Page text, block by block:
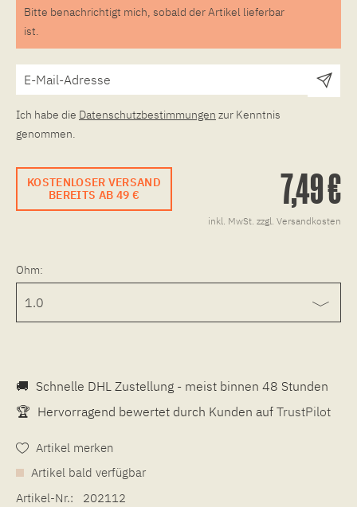
Bitte benachrichtigt mich, sobald der Artikel lieferbar
ist.
Ich habe die Datenschutzbestimmungen zur Kenntnis
genommen.
KOSTENLOSER VERSAND
BEREITS AB 49 €
7,49 €
inkl. MwSt. zzgl. Versandkosten
Ohm:
🚚 Schnelle DHL Zustellung - meist binnen 48 Stunden
🏆 Hervorragend bewertet durch Kunden auf TrustPilot
Artikel merken
Artikel bald verfügbar
Artikel-Nr.:
202112